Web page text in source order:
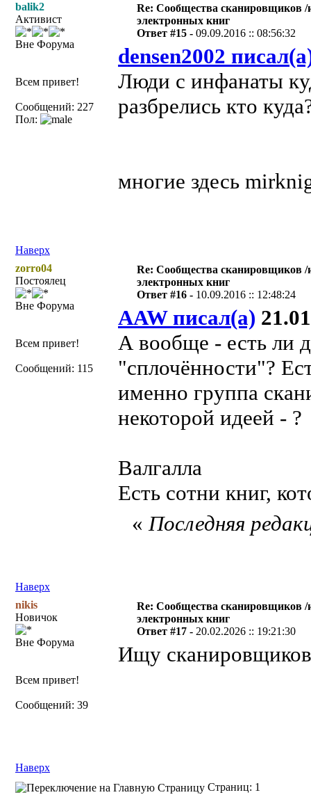
balik2
Активист
Вне Форума
Всем привет!
Сообщений: 227
Пол:
Re: Сообщества сканировщиков /
электронных книг
Ответ #15 -09.09.2016 :: 08:56:32
densen2002
Люди с инфанаты
разбрелись кто
многие здесь
Наверх
zorro04
Постоялец
Вне Форума
Всем привет!
Сообщений: 115
Re: Сообщества сканировщиков /
электронных книг
Ответ #16 - 10.09.2016 :: 12:48:24
AAW писал(а)
А вообще - есть ли
"сплочённости"?
именно группа
некоторой идеей - ?
Валгалла
Есть сотни книг,
Наверх
«Последняя
nikis
Новичок
Вне Форума
Всем привет!
Сообщений: 39
Re: Сообщества сканировщиков /
электронных книг
Ответ #17 - 20.02.2026 :: 19:21:30
Ищу
Наверх
Страниц: 1